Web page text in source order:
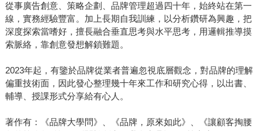
從事廣告創意、策略企劃、品牌管理超過四十年，始終站在第一
線，實務經驗豐富。加上長期自我訓練，以分析鑽研為興趣，把
深度探索當嗜好，擅長融合垂直思考與水平思考，用邏輯推導摸
索脈絡，靠創意發想解鎖難題。
2023年起，有鑒於品牌從業者普遍忽視底層觀念，對品牌的理解
偏重技術面，因此發心整理幾十年來工作和研究心得，以出書、
輔導、授課形式分享給有心人。
著作有：《品牌大學問》、《品牌，原來如此》、《讓顧客掏腰